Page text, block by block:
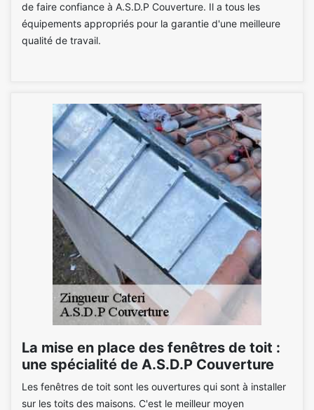
de faire confiance à A.S.D.P Couverture. Il a tous les
équipements appropriés pour la garantie d'une meilleure
qualité de travail.
La mise en place des fenêtres de toit :
une spécialité de A.S.D.P Couverture
Les fenêtres de toit sont les ouvertures qui sont à installer
sur les toits des maisons. C'est le meilleur moyen